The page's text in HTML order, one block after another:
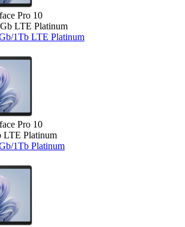
Pro 10
LTE Platinum
1Tb LTE Platinum
Pro 10
LTE Platinum
1Tb Platinum